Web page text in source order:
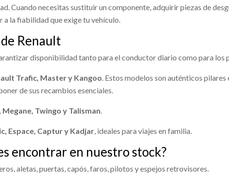
Cuando necesitas sustituir un componente, adquirir piezas de
la fiabilidad que exige tu vehículo.
Renault
disponibilidad tanto para el conductor diario como para los
Trafic, Master y Kangoo. Estos modelos son auténticos
de sus recambios esenciales.
Megane, Twingo y Talisman.
Espace, Captur y Kadjar, ideales para viajes en familia.
encontrar en nuestro stock?
aletas, puertas, capós, faros, pilotos y espejos retrovisores.